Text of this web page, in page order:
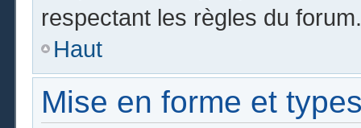
respectant les règles du forum.
Haut
Mise en forme et